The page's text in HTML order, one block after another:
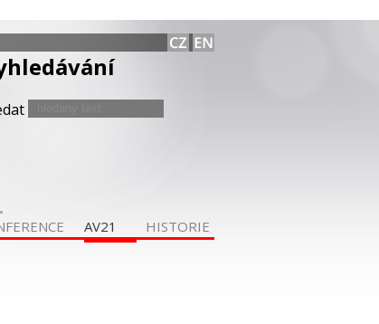
AV21 HISTORIE